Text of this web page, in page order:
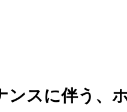
ンスに伴う、